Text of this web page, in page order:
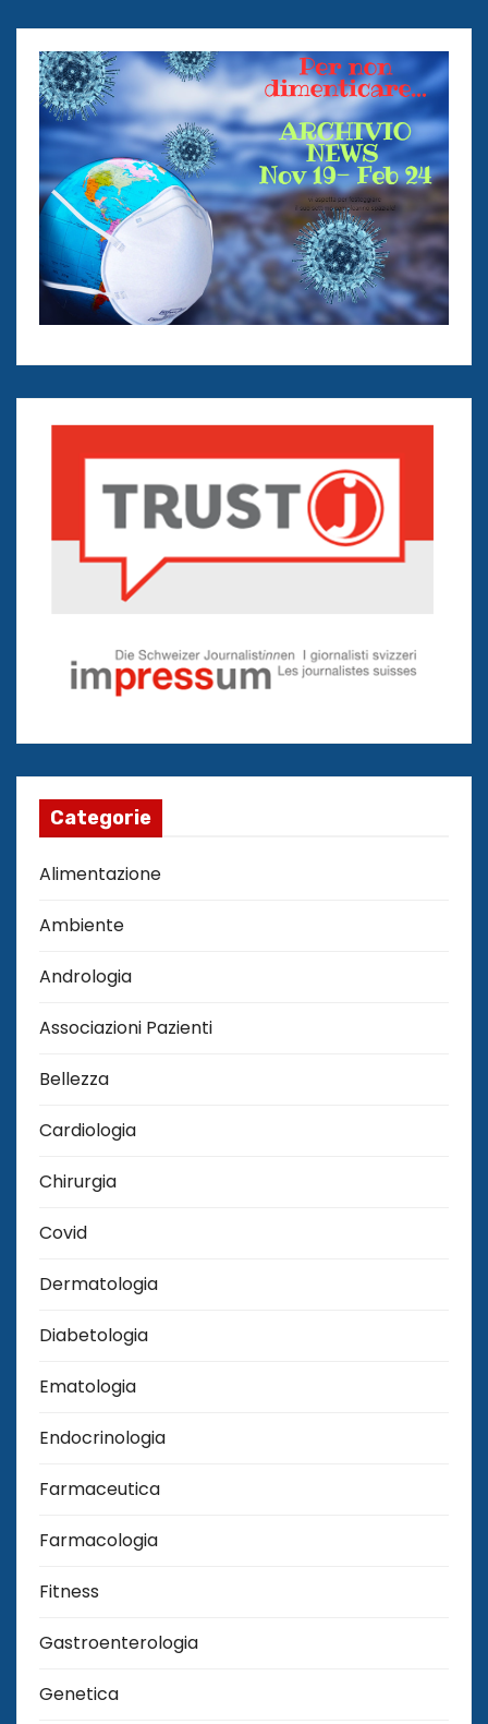
Categorie
Alimentazione
Ambiente
Andrologia
Associazioni Pazienti
Bellezza
Cardiologia
Chirurgia
Covid
Dermatologia
Diabetologia
Ematologia
Endocrinologia
Farmaceutica
Farmacologia
Fitness
Gastroenterologia
Genetica